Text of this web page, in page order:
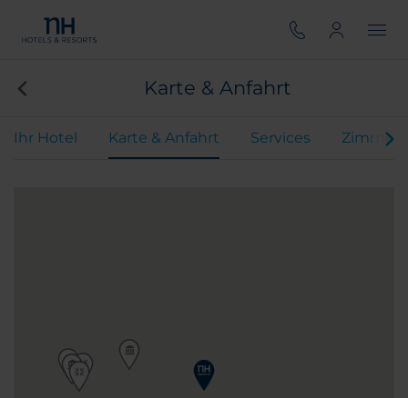
Karte & Anfahrt
Ihr Hotel Karte & Anfahrt Services Zimmer